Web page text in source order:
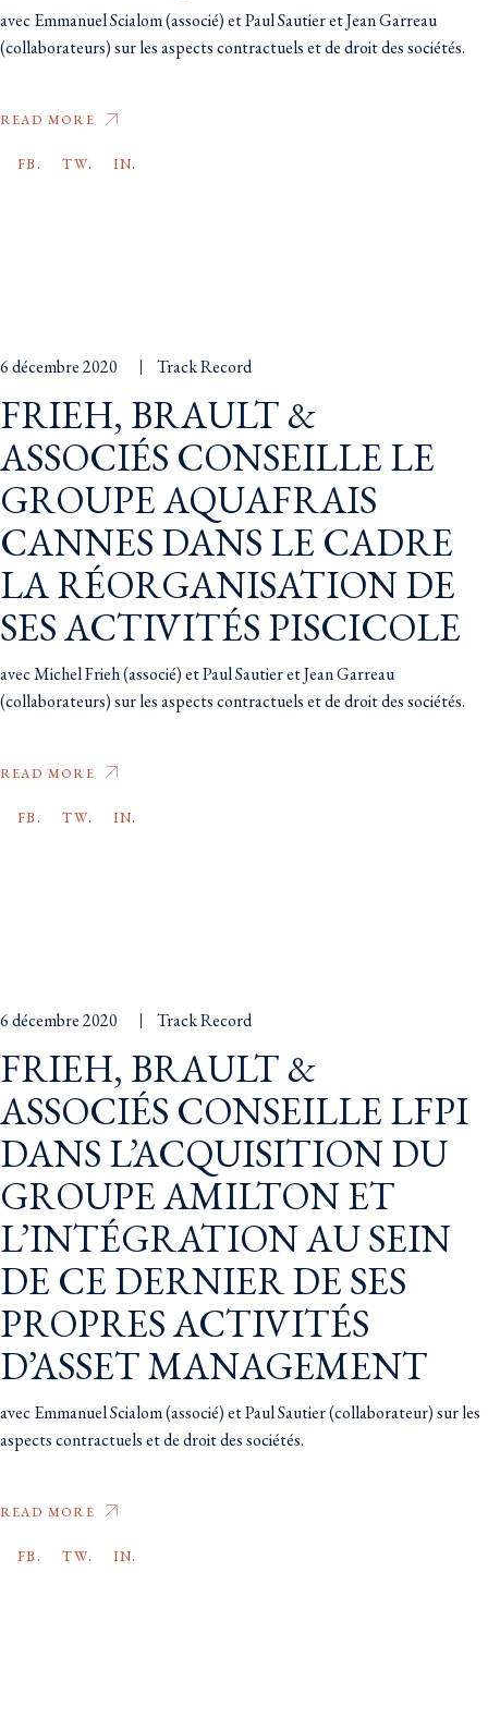
avec Emmanuel Scialom (associé) et Paul Sautier et Jean Garreau
(collaborateurs) sur les aspects contractuels et de droit des sociétés.
READ MORE
FB. TW. IN.
6 décembre 2020 Track Record
FRIEH, BRAULT &
ASSOCIÉS CONSEILLE LE
GROUPE AQUAFRAIS
CANNES DANS LE CADRE
LA RÉORGANISATION DE
SES ACTIVITÉS PISCICOLE
avec Michel Frieh (associé) et Paul Sautier et Jean Garreau
(collaborateurs) sur les aspects contractuels et de droit des sociétés.
READ MORE
FB. TW. IN.
6 décembre 2020 Track Record
FRIEH, BRAULT &
ASSOCIÉS CONSEILLE LFPI
DANS L’ACQUISITION DU
GROUPE AMILTON ET
L’INTÉGRATION AU SEIN
DE CE DERNIER DE SES
PROPRES ACTIVITÉS
D’ASSET MANAGEMENT
avec Emmanuel Scialom (associé) et Paul Sautier (collaborateur) sur les
aspects contractuels et de droit des sociétés.
READ MORE
FB. TW. IN.